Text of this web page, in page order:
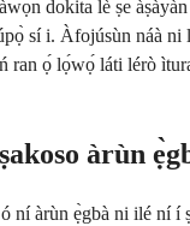
dokita lè ṣe
sí i. Àfojúsùn náà ni
ran ọ́ lọ́wọ́ láti lérò
àrùn
ní àrùn ẹ̀gbà ni ilé ní í